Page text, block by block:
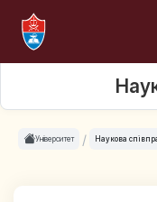
Університет Наукова